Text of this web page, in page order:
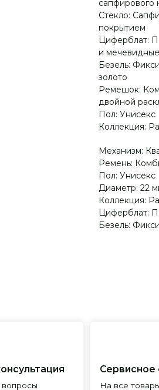
сапфирового
Стекло:
покрытием
Циферблат:
и
Безель:
золото
Ремешок:
двойной
Пол: Унисекс
Коллекция:
Механизм:
Ремень:
Пол: Унисекс
Диаметр: 22
Коллекция:
Циферблат:
Безель: